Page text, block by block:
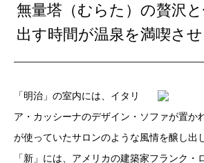
無量塔（むらた）の贅沢
出す時間が温泉を満喫させ
「明治」の室内には、イタリ
ア・カッシーナのデザイン・ソファが置か
が使っていたサロンのような風情を醸し出
「新」には、アメリカの建築家フランク・